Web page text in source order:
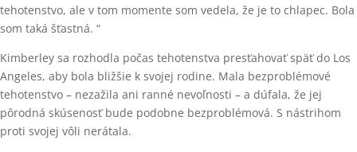
tehotenstvo, ale v tom momente som vedela, že je to chlapec. Bola
som taká šťastná. “
Kimberley sa rozhodla počas tehotenstva presťahovať späť do Los
Angeles, aby bola bližšie k svojej rodine. Mala bezproblémové
tehotenstvo – nezažila ani ranné nevoľnosti – a dúfala, že jej
pôrodná skúsenosť bude podobne bezproblémová. S nástrihom
proti svojej vôli nerátala.